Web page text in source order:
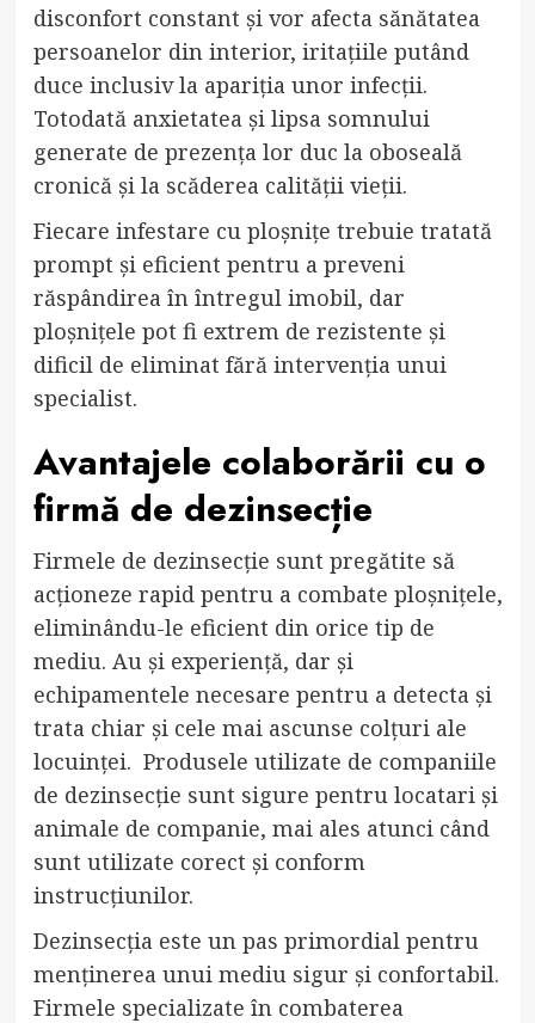
disconfort constant și vor afecta sănătatea
persoanelor din interior, iritațiile putând
duce inclusiv la apariția unor infecții.
Totodată anxietatea și lipsa somnului
generate de prezența lor duc la oboseală
cronică și la scăderea calității vieții.
Fiecare infestare cu ploșnițe trebuie tratată
prompt și eficient pentru a preveni
răspândirea în întregul imobil, dar
ploșnițele pot fi extrem de rezistente și
dificil de eliminat fără intervenția unui
specialist.
Avantajele colaborării cu o
firmă de dezinsecție
Firmele de dezinsecție sunt pregătite să
acționeze rapid pentru a combate ploșnițele,
eliminându-le eficient din orice tip de
mediu. Au și experiență, dar și
echipamentele necesare pentru a detecta și
trata chiar și cele mai ascunse colțuri ale
locuinței. Produsele utilizate de companiile
de dezinsecție sunt sigure pentru locatari și
animale de companie, mai ales atunci când
sunt utilizate corect și conform
instrucțiunilor.
Dezinsecția este un pas primordial pentru
menținerea unui mediu sigur și confortabil.
Firmele specializate în combaterea